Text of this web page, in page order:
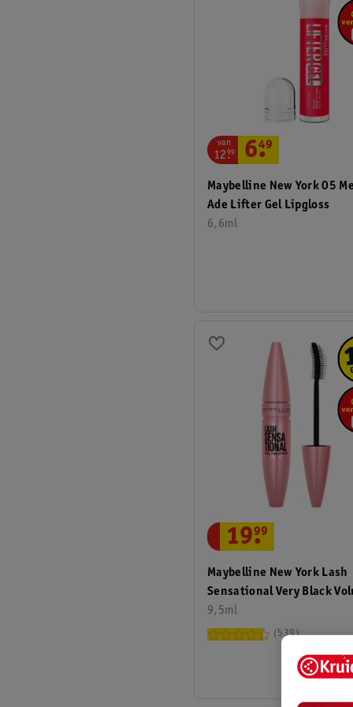
Maybelline New York 05
Ade Lifter Gel Lipgloss
6,6ml
van
12.
99 6.
49
Maybelline New York Lash
Sensational Very Black
Mascara
9,5ml
19.
99
539